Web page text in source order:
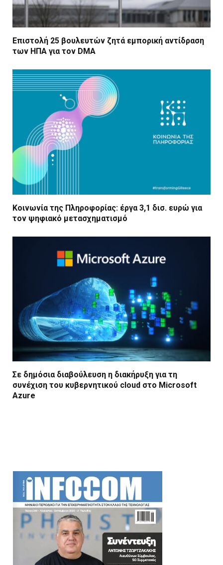
Επιστολή 25 βουλευτών ζητά εμπορική αντίδραση
των ΗΠΑ για τον DMA
Κοινωνία της Πληροφορίας: έργα 3,1 δισ. ευρώ για
τον ψηφιακό μετασχηματισμό
Σε δημόσια διαβούλευση η διακήρυξη για τη
συνέχιση του κυβερνητικού cloud στο Microsoft
Azure